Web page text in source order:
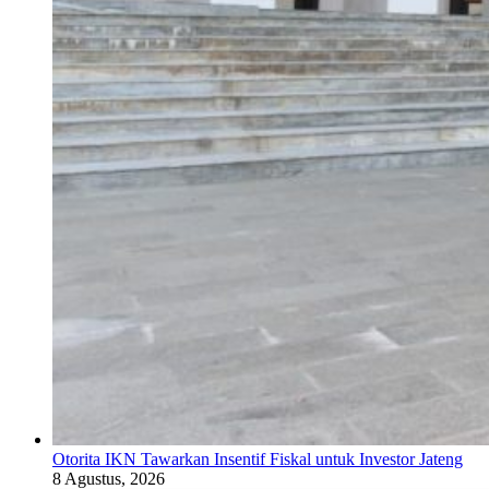
Otorita IKN Tawarkan Insentif Fiskal untuk Investor Jateng
8 Agustus, 2026